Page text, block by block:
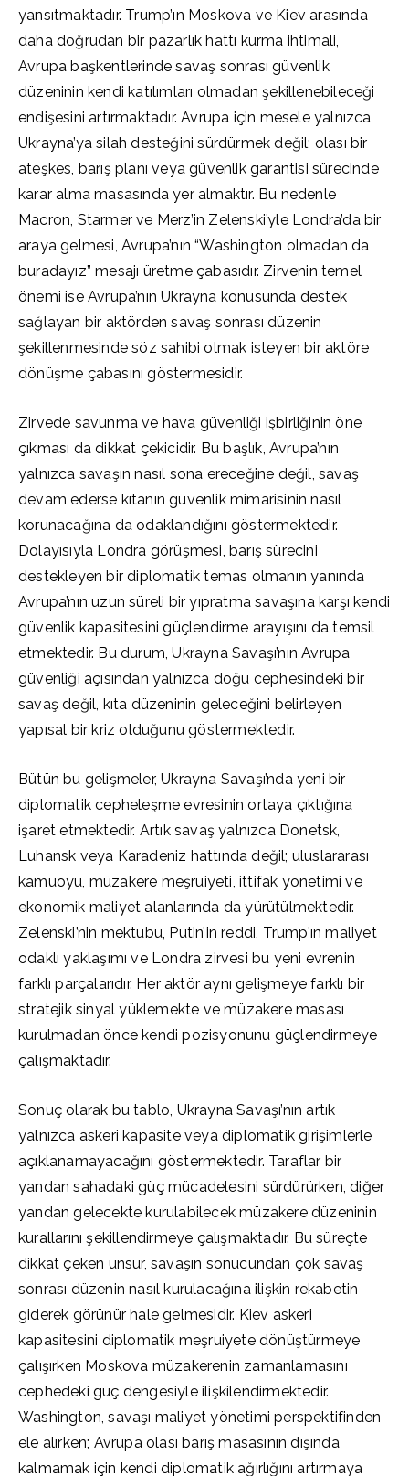
yansıtmaktadır. Trump’ın Moskova ve Kiev arasında
daha doğrudan bir pazarlık hattı kurma ihtimali,
Avrupa başkentlerinde savaş sonrası güvenlik
düzeninin kendi katılımları olmadan şekillenebileceği
endişesini artırmaktadır. Avrupa için mesele yalnızca
Ukrayna’ya silah desteğini sürdürmek değil; olası bir
ateşkes, barış planı veya güvenlik garantisi sürecinde
karar alma masasında yer almaktır. Bu nedenle
Macron, Starmer ve Merz’in Zelenski’yle Londra’da bir
araya gelmesi, Avrupa’nın “Washington olmadan da
buradayız” mesajı üretme çabasıdır. Zirvenin temel
önemi ise Avrupa’nın Ukrayna konusunda destek
sağlayan bir aktörden savaş sonrası düzenin
şekillenmesinde söz sahibi olmak isteyen bir aktöre
dönüşme çabasını göstermesidir.
Zirvede savunma ve hava güvenliği işbirliğinin öne
çıkması da dikkat çekicidir. Bu başlık, Avrupa’nın
yalnızca savaşın nasıl sona ereceğine değil, savaş
devam ederse kıtanın güvenlik mimarisinin nasıl
korunacağına da odaklandığını göstermektedir.
Dolayısıyla Londra görüşmesi, barış sürecini
destekleyen bir diplomatik temas olmanın yanında
Avrupa’nın uzun süreli bir yıpratma savaşına karşı kendi
güvenlik kapasitesini güçlendirme arayışını da temsil
etmektedir. Bu durum, Ukrayna Savaşı’nın Avrupa
güvenliği açısından yalnızca doğu cephesindeki bir
savaş değil, kıta düzeninin geleceğini belirleyen
yapısal bir kriz olduğunu göstermektedir.
Bütün bu gelişmeler, Ukrayna Savaşı’nda yeni bir
diplomatik cepheleşme evresinin ortaya çıktığına
işaret etmektedir. Artık savaş yalnızca Donetsk,
Luhansk veya Karadeniz hattında değil; uluslararası
kamuoyu, müzakere meşruiyeti, ittifak yönetimi ve
ekonomik maliyet alanlarında da yürütülmektedir.
Zelenski’nin mektubu, Putin’in reddi, Trump’ın maliyet
odaklı yaklaşımı ve Londra zirvesi bu yeni evrenin
farklı parçalarıdır. Her aktör aynı gelişmeye farklı bir
stratejik sinyal yüklemekte ve müzakere masası
kurulmadan önce kendi pozisyonunu güçlendirmeye
çalışmaktadır.
Sonuç olarak bu tablo, Ukrayna Savaşı’nın artık
yalnızca askeri kapasite veya diplomatik girişimlerle
açıklanamayacağını göstermektedir. Taraflar bir
yandan sahadaki güç mücadelesini sürdürürken, diğer
yandan gelecekte kurulabilecek müzakere düzeninin
kurallarını şekillendirmeye çalışmaktadır. Bu süreçte
dikkat çeken unsur, savaşın sonucundan çok savaş
sonrası düzenin nasıl kurulacağına ilişkin rekabetin
giderek görünür hale gelmesidir. Kiev askeri
kapasitesini diplomatik meşruiyete dönüştürmeye
çalışırken Moskova müzakerenin zamanlamasını
cephedeki güç dengesiyle ilişkilendirmektedir.
Washington, savaşı maliyet yönetimi perspektifinden
ele alırken; Avrupa olası barış masasının dışında
kalmamak için kendi diplomatik ağırlığını artırmaya